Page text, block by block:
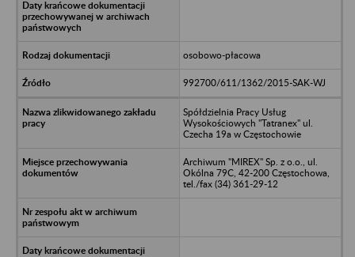
osobowo-płacowa
992700/611/1362/2015-SAK-WJ
Spółdzielnia Pracy Usług
Wysokościowych "Tatranex" ul.
Czecha 19a w Częstochowie
Archiwum "MIREX" Sp. z o.o., ul.
Okólna 79C, 42-200 Częstochowa,
tel./fax (34) 361-29-12